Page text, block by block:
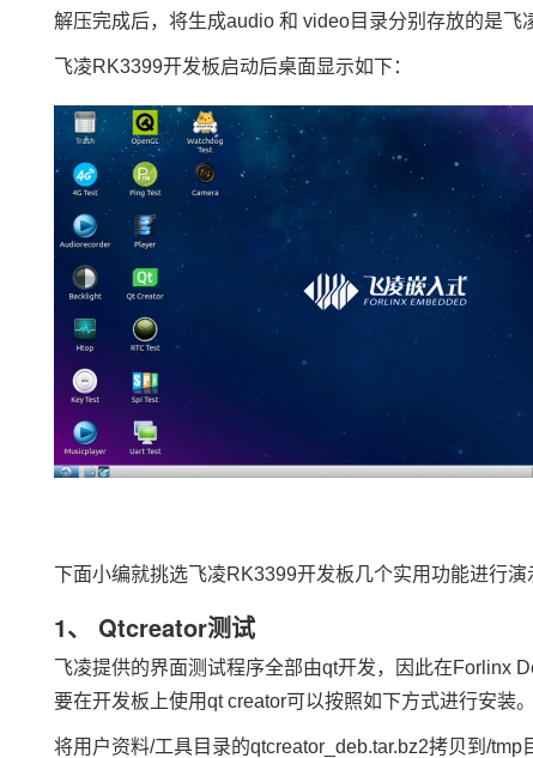
解压完成后，将生成audio 和 video目录分别存放的是飞
飞凌RK3399开发板启动后桌面显示如下：
下面小编就挑选飞凌RK3399开发板几个实用功能进行
1、 Qtcreator测试
飞凌提供的界面测试程序全部由qt开发，因此在Forlinx
要在开发板上使用qt creator可以按照如下方式进行安装。
将用户资料/工具目录的qtcreator_deb.tar.bz2拷贝到/tmp